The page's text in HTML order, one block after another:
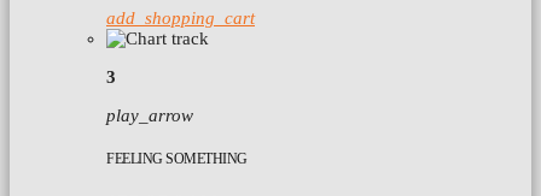
add_shopping_cart
3
play_arrow
FEELING SOMETHING